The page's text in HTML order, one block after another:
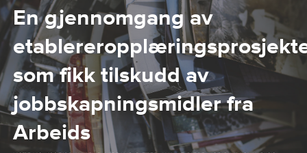
En gjennomgang av
som fikk tilskudd av
jobbskapningsmidler fra
Arbeids